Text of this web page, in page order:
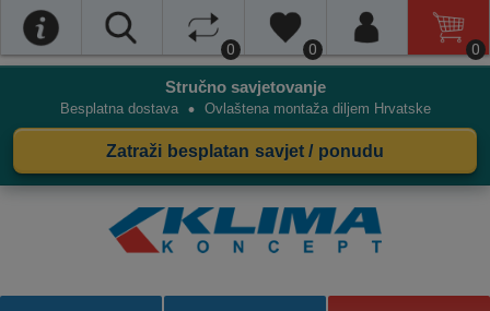
0 0 0
Stručno savjetovanje
Besplatna dostava • Ovlaštena montaža diljem Hrvatske
Zatraži besplatan savjet / ponudu